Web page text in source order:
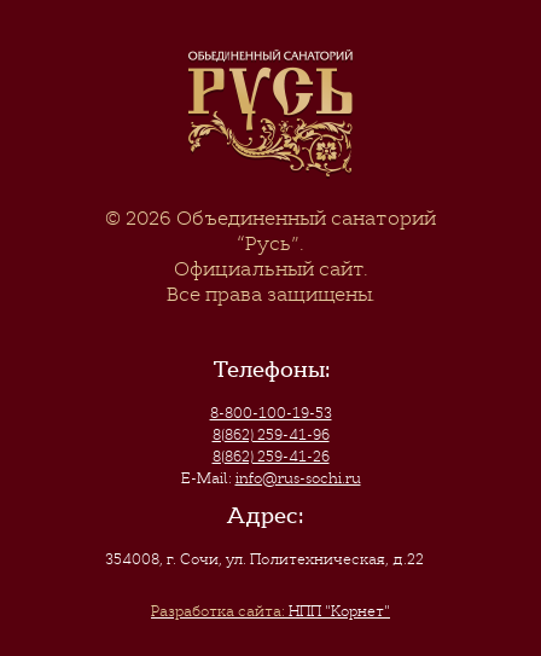
© 2026 Объединенный санаторий
“Русь”.
Официальный сайт.
Все права защищены.
Телефоны:
8-800-100-19-53
8(862) 259-41-96
8(862) 259-41-26
E-Mail: info@rus-sochi.ru
Адрес:
354008, г. Сочи,ул. Политехническая, д.22
Разработка сайта: НПП "Корнет"